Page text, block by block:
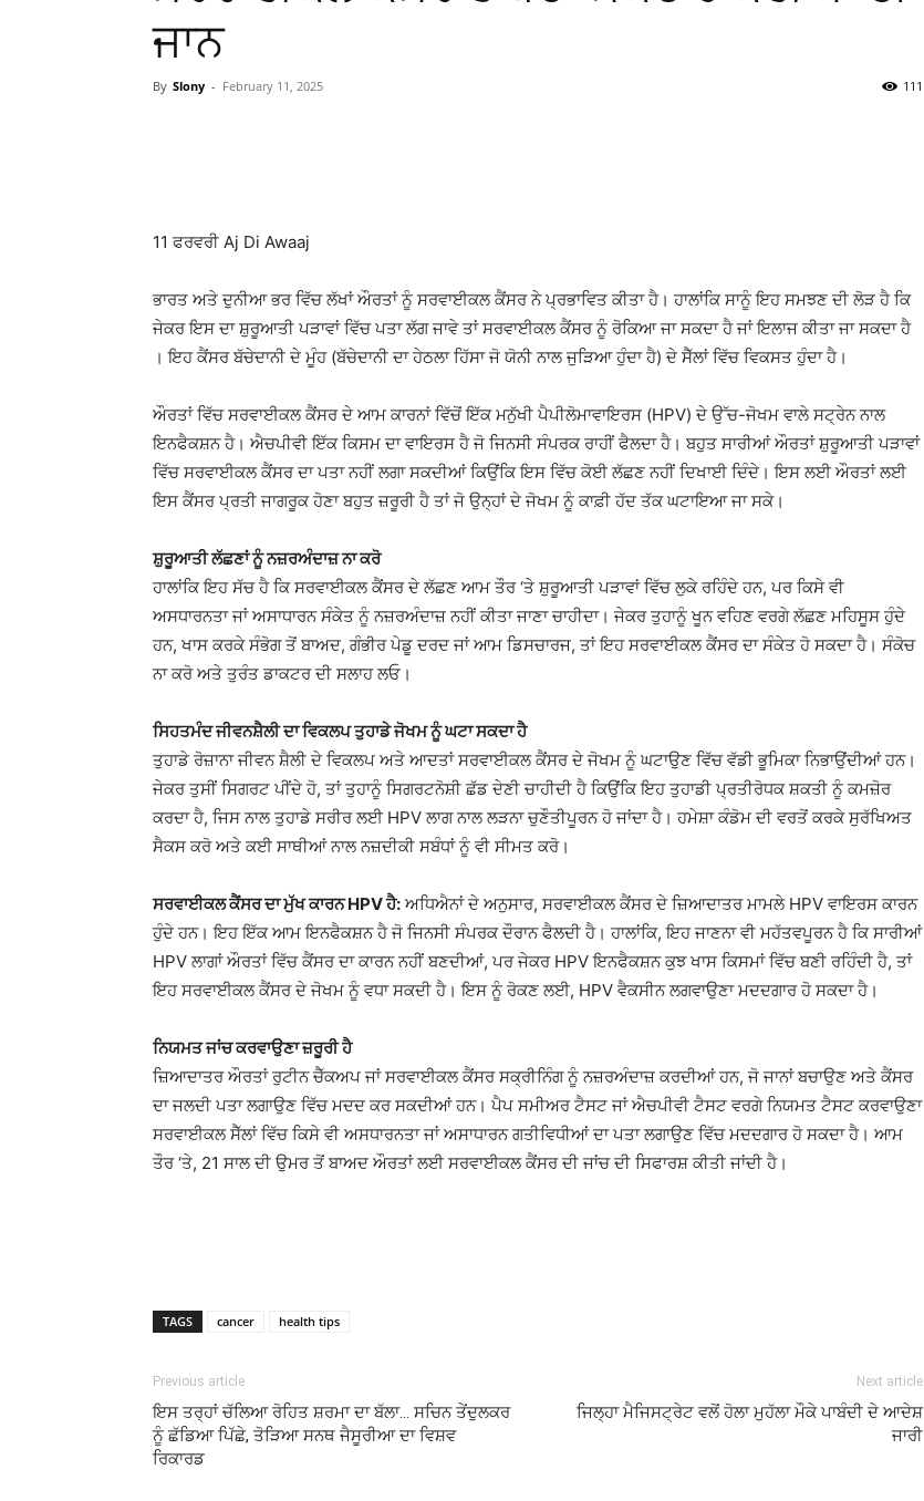
ਜਾਨ
By Slony - February 11, 2025 111
11 ਫਰਵਰੀ Aj Di Awaaj
ਭਾਰਤ ਅਤੇ ਦੁਨੀਆ ਭਰ ਵਿੱਚ ਲੱਖਾਂ ਔਰਤਾਂ ਨੂੰ ਸਰਵਾਈਕਲ ਕੈਂਸਰ ਨੇ ਪ੍ਰਭਾਵਿਤ ਕੀਤਾ ਹੈ। ਹਾਲਾਂਕਿ ਸਾਨੂੰ ਇਹ ਸਮਝਣ ਦੀ ਲੋੜ ਹੈ ਕਿ
ਜੇਕਰ ਇਸ ਦਾ ਸ਼ੁਰੂਆਤੀ ਪੜਾਵਾਂ ਵਿੱਚ ਪਤਾ ਲੱਗ ਜਾਵੇ ਤਾਂ ਸਰਵਾਈਕਲ ਕੈਂਸਰ ਨੂੰ ਰੋਕਿਆ ਜਾ ਸਕਦਾ ਹੈ ਜਾਂ ਇਲਾਜ ਕੀਤਾ ਜਾ ਸਕਦਾ ਹੈ
। ਇਹ ਕੈਂਸਰ ਬੱਚੇਦਾਨੀ ਦੇ ਮੂੰਹ (ਬੱਚੇਦਾਨੀ ਦਾ ਹੇਠਲਾ ਹਿੱਸਾ ਜੋ ਯੋਨੀ ਨਾਲ ਜੁੜਿਆ ਹੁੰਦਾ ਹੈ) ਦੇ ਸੈੱਲਾਂ ਵਿੱਚ ਵਿਕਸਤ ਹੁੰਦਾ ਹੈ।
ਔਰਤਾਂ ਵਿੱਚ ਸਰਵਾਈਕਲ ਕੈਂਸਰ ਦੇ ਆਮ ਕਾਰਨਾਂ ਵਿੱਚੋਂ ਇੱਕ ਮਨੁੱਖੀ ਪੈਪੀਲੋਮਾਵਾਇਰਸ (HPV) ਦੇ ਉੱਚ-ਜੋਖਮ ਵਾਲੇ ਸਟ੍ਰੇਨ ਨਾਲ
ਇਨਫੈਕਸ਼ਨ ਹੈ। ਐਚਪੀਵੀ ਇੱਕ ਕਿਸਮ ਦਾ ਵਾਇਰਸ ਹੈ ਜੋ ਜਿਨਸੀ ਸੰਪਰਕ ਰਾਹੀਂ ਫੈਲਦਾ ਹੈ। ਬਹੁਤ ਸਾਰੀਆਂ ਔਰਤਾਂ ਸ਼ੁਰੂਆਤੀ ਪੜਾਵਾਂ
ਵਿੱਚ ਸਰਵਾਈਕਲ ਕੈਂਸਰ ਦਾ ਪਤਾ ਨਹੀਂ ਲਗਾ ਸਕਦੀਆਂ ਕਿਉਂਕਿ ਇਸ ਵਿੱਚ ਕੋਈ ਲੱਛਣ ਨਹੀਂ ਦਿਖਾਈ ਦਿੰਦੇ। ਇਸ ਲਈ ਔਰਤਾਂ ਲਈ
ਇਸ ਕੈਂਸਰ ਪ੍ਰਤੀ ਜਾਗਰੂਕ ਹੋਣਾ ਬਹੁਤ ਜ਼ਰੂਰੀ ਹੈ ਤਾਂ ਜੋ ਉਨ੍ਹਾਂ ਦੇ ਜੋਖਮ ਨੂੰ ਕਾਫ਼ੀ ਹੱਦ ਤੱਕ ਘਟਾਇਆ ਜਾ ਸਕੇ।
ਸ਼ੁਰੂਆਤੀ ਲੱਛਣਾਂ ਨੂੰ ਨਜ਼ਰਅੰਦਾਜ਼ ਨਾ ਕਰੋ
ਹਾਲਾਂਕਿ ਇਹ ਸੱਚ ਹੈ ਕਿ ਸਰਵਾਈਕਲ ਕੈਂਸਰ ਦੇ ਲੱਛਣ ਆਮ ਤੌਰ ‘ਤੇ ਸ਼ੁਰੂਆਤੀ ਪੜਾਵਾਂ ਵਿੱਚ ਲੁਕੇ ਰਹਿੰਦੇ ਹਨ, ਪਰ ਕਿਸੇ ਵੀ
ਅਸਧਾਰਨਤਾ ਜਾਂ ਅਸਾਧਾਰਨ ਸੰਕੇਤ ਨੂੰ ਨਜ਼ਰਅੰਦਾਜ਼ ਨਹੀਂ ਕੀਤਾ ਜਾਣਾ ਚਾਹੀਦਾ। ਜੇਕਰ ਤੁਹਾਨੂੰ ਖੂਨ ਵਹਿਣ ਵਰਗੇ ਲੱਛਣ ਮਹਿਸੂਸ ਹੁੰਦੇ
ਹਨ, ਖਾਸ ਕਰਕੇ ਸੰਭੋਗ ਤੋਂ ਬਾਅਦ, ਗੰਭੀਰ ਪੇਡੂ ਦਰਦ ਜਾਂ ਆਮ ਡਿਸਚਾਰਜ, ਤਾਂ ਇਹ ਸਰਵਾਈਕਲ ਕੈਂਸਰ ਦਾ ਸੰਕੇਤ ਹੋ ਸਕਦਾ ਹੈ। ਸੰਕੋਚ
ਨਾ ਕਰੋ ਅਤੇ ਤੁਰੰਤ ਡਾਕਟਰ ਦੀ ਸਲਾਹ ਲਓ।
ਸਿਹਤਮੰਦ ਜੀਵਨਸ਼ੈਲੀ ਦਾ ਵਿਕਲਪ ਤੁਹਾਡੇ ਜੋਖਮ ਨੂੰ ਘਟਾ ਸਕਦਾ ਹੈ
ਤੁਹਾਡੇ ਰੋਜ਼ਾਨਾ ਜੀਵਨ ਸ਼ੈਲੀ ਦੇ ਵਿਕਲਪ ਅਤੇ ਆਦਤਾਂ ਸਰਵਾਈਕਲ ਕੈਂਸਰ ਦੇ ਜੋਖਮ ਨੂੰ ਘਟਾਉਣ ਵਿੱਚ ਵੱਡੀ ਭੂਮਿਕਾ ਨਿਭਾਉਂਦੀਆਂ ਹਨ।
ਜੇਕਰ ਤੁਸੀਂ ਸਿਗਰਟ ਪੀਂਦੇ ਹੋ, ਤਾਂ ਤੁਹਾਨੂੰ ਸਿਗਰਟਨੋਸ਼ੀ ਛੱਡ ਦੇਣੀ ਚਾਹੀਦੀ ਹੈ ਕਿਉਂਕਿ ਇਹ ਤੁਹਾਡੀ ਪ੍ਰਤੀਰੋਧਕ ਸ਼ਕਤੀ ਨੂੰ ਕਮਜ਼ੋਰ
ਕਰਦਾ ਹੈ, ਜਿਸ ਨਾਲ ਤੁਹਾਡੇ ਸਰੀਰ ਲਈ HPV ਲਾਗ ਨਾਲ ਲੜਨਾ ਚੁਣੌਤੀਪੂਰਨ ਹੋ ਜਾਂਦਾ ਹੈ। ਹਮੇਸ਼ਾ ਕੰਡੋਮ ਦੀ ਵਰਤੋਂ ਕਰਕੇ ਸੁਰੱਖਿਅਤ
ਸੈਕਸ ਕਰੋ ਅਤੇ ਕਈ ਸਾਥੀਆਂ ਨਾਲ ਨਜ਼ਦੀਕੀ ਸਬੰਧਾਂ ਨੂੰ ਵੀ ਸੀਮਤ ਕਰੋ।
ਸਰਵਾਈਕਲ ਕੈਂਸਰ ਦਾ ਮੁੱਖ ਕਾਰਨ HPV ਹੈ: ਅਧਿਐਨਾਂ ਦੇ ਅਨੁਸਾਰ, ਸਰਵਾਈਕਲ ਕੈਂਸਰ ਦੇ ਜ਼ਿਆਦਾਤਰ ਮਾਮਲੇ HPV ਵਾਇਰਸ ਕਾਰਨ
ਹੁੰਦੇ ਹਨ। ਇਹ ਇੱਕ ਆਮ ਇਨਫੈਕਸ਼ਨ ਹੈ ਜੋ ਜਿਨਸੀ ਸੰਪਰਕ ਦੌਰਾਨ ਫੈਲਦੀ ਹੈ। ਹਾਲਾਂਕਿ, ਇਹ ਜਾਣਨਾ ਵੀ ਮਹੱਤਵਪੂਰਨ ਹੈ ਕਿ ਸਾਰੀਆਂ
HPV ਲਾਗਾਂ ਔਰਤਾਂ ਵਿੱਚ ਕੈਂਸਰ ਦਾ ਕਾਰਨ ਨਹੀਂ ਬਣਦੀਆਂ, ਪਰ ਜੇਕਰ HPV ਇਨਫੈਕਸ਼ਨ ਕੁਝ ਖਾਸ ਕਿਸਮਾਂ ਵਿੱਚ ਬਣੀ ਰਹਿੰਦੀ ਹੈ, ਤਾਂ
ਇਹ ਸਰਵਾਈਕਲ ਕੈਂਸਰ ਦੇ ਜੋਖਮ ਨੂੰ ਵਧਾ ਸਕਦੀ ਹੈ। ਇਸ ਨੂੰ ਰੋਕਣ ਲਈ, HPV ਵੈਕਸੀਨ ਲਗਵਾਉਣਾ ਮਦਦਗਾਰ ਹੋ ਸਕਦਾ ਹੈ।
ਨਿਯਮਤ ਜਾਂਚ ਕਰਵਾਉਣਾ ਜ਼ਰੂਰੀ ਹੈ
ਜ਼ਿਆਦਾਤਰ ਔਰਤਾਂ ਰੁਟੀਨ ਚੈੱਕਅਪ ਜਾਂ ਸਰਵਾਈਕਲ ਕੈਂਸਰ ਸਕ੍ਰੀਨਿੰਗ ਨੂੰ ਨਜ਼ਰਅੰਦਾਜ਼ ਕਰਦੀਆਂ ਹਨ, ਜੋ ਜਾਨਾਂ ਬਚਾਉਣ ਅਤੇ ਕੈਂਸਰ
ਦਾ ਜਲਦੀ ਪਤਾ ਲਗਾਉਣ ਵਿੱਚ ਮਦਦ ਕਰ ਸਕਦੀਆਂ ਹਨ। ਪੈਪ ਸਮੀਅਰ ਟੈਸਟ ਜਾਂ ਐਚਪੀਵੀ ਟੈਸਟ ਵਰਗੇ ਨਿਯਮਤ ਟੈਸਟ ਕਰਵਾਉਣਾ
ਸਰਵਾਈਕਲ ਸੈੱਲਾਂ ਵਿੱਚ ਕਿਸੇ ਵੀ ਅਸਧਾਰਨਤਾ ਜਾਂ ਅਸਾਧਾਰਨ ਗਤੀਵਿਧੀਆਂ ਦਾ ਪਤਾ ਲਗਾਉਣ ਵਿੱਚ ਮਦਦਗਾਰ ਹੋ ਸਕਦਾ ਹੈ। ਆਮ
ਤੌਰ ‘ਤੇ, 21 ਸਾਲ ਦੀ ਉਮਰ ਤੋਂ ਬਾਅਦ ਔਰਤਾਂ ਲਈ ਸਰਵਾਈਕਲ ਕੈਂਸਰ ਦੀ ਜਾਂਚ ਦੀ ਸਿਫਾਰਸ਼ ਕੀਤੀ ਜਾਂਦੀ ਹੈ।
TAGS cancer health tips
Previous article
ਇਸ ਤਰ੍ਹਾਂ ਚੱਲਿਆ ਰੋਹਿਤ ਸ਼ਰਮਾ ਦਾ ਬੱਲਾ… ਸਚਿਨ ਤੇਂਦੁਲਕਰ
ਨੂੰ ਛੱਡਿਆ ਪਿੱਛੇ, ਤੋੜਿਆ ਸਨਥ ਜੈਸੂਰੀਆ ਦਾ ਵਿਸ਼ਵ
ਰਿਕਾਰਡ
Next article
ਜਿਲ੍ਹਾ ਮੈਜਿਸਟ੍ਰੇਟ ਵਲੋਂ ਹੋਲਾ ਮੁਹੱਲਾ ਮੌਕੇ ਪਾਬੰਦੀ ਦੇ ਆਦੇਸ਼
ਜਾਰੀ